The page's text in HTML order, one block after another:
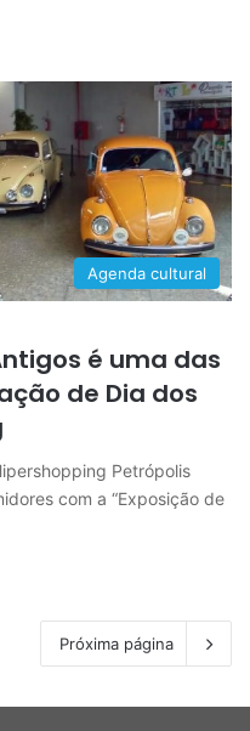
Agenda cultural
é uma das
de Dia dos
Petrópolis
com a “Exposição de
Próxima página